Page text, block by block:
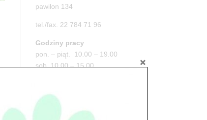
pawilon 134
tel./fax. 22 784 71 96
Godziny pracy
pon. – piąt. 10.00 – 19.00
sob. 10.00 – 15.00
Adres
05-100 Nowy Dwór Mazowiecki